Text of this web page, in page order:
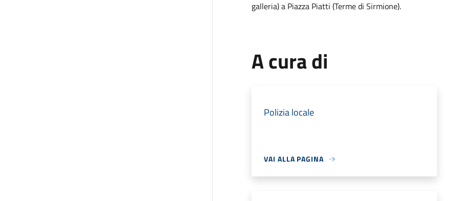
galleria) a Piazza Piatti (Terme di Sirmione).
A cura di
Polizia locale
VAI ALLA PAGINA